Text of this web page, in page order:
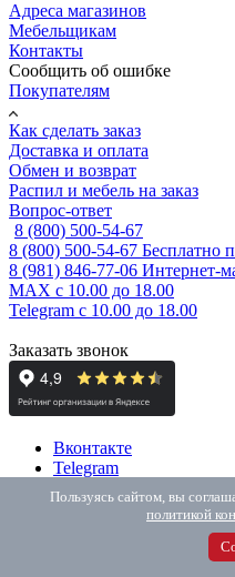
Адреса магазинов
Мебельщикам
Контакты
Сообщить об ошибке
Покупателям
Как сделать заказ
Доставка и оплата
Обмен и возврат
Распил и мебель на заказ
Вопрос-ответ
8 (800) 500-54-67
8 (800) 500-54-67 Бесплатно
8 (981) 846-77-06 Интернет-
MAX с 10.00 до 18.00
Telegram с 10.00 до 18.00
Заказать звонок
Вконтакте
Telegram
MAX
Пользовательское
ИП Елисеева М.А., ОГРНИП:
190005, г. Санкт-Петербург,
Пользуясь сайтом, вы
политикой